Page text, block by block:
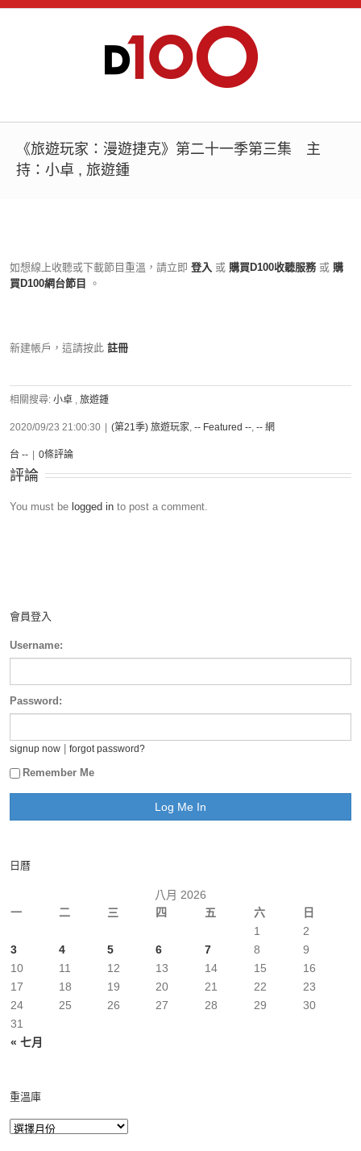
《旅遊玩家：漫遊捷克》第二十一季第三集 主
持：小卓 , 旅遊鍾
如想線上收聽或下載節目重溫，請立即 登入 或 購買D100收聽服務 或 購
買D100網台節目
。
新建帳戶，這請按此 註冊
相關搜尋: 小卓 , 旅遊鍾
2020/09/23 21:00:30 (第21季) 旅遊玩家, -- Featured --, -- 網
台 -- 0條評論
評論
You must be logged in to post a comment.
會員登入
Username:
Password:
signup now forgot password?
Remember Me
日曆
八月 2026
一
二 三 四 五 六 日
« 七月
1
2
3
4 5 6 7 8
9
10
11 12 13 14 15
16
17
18 19 20 21 22
23
24
25 26 27 28 29
30
31
重溫庫